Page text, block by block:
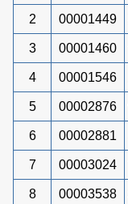
2 00001449
3 00001460
4 00001546
5 00002876
6 00002881
7 00003024
8 00003538